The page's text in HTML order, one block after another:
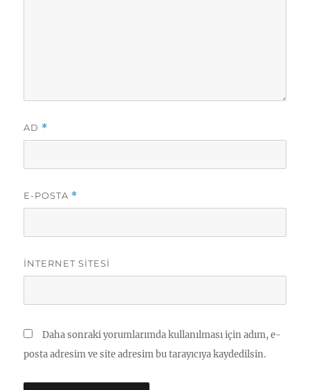
AD *
E-POSTA *
İNTERNET SITESI
Daha sonraki yorumlarımda kullanılması için adım, e-
posta adresim ve site adresim bu tarayıcıya kaydedilsin.